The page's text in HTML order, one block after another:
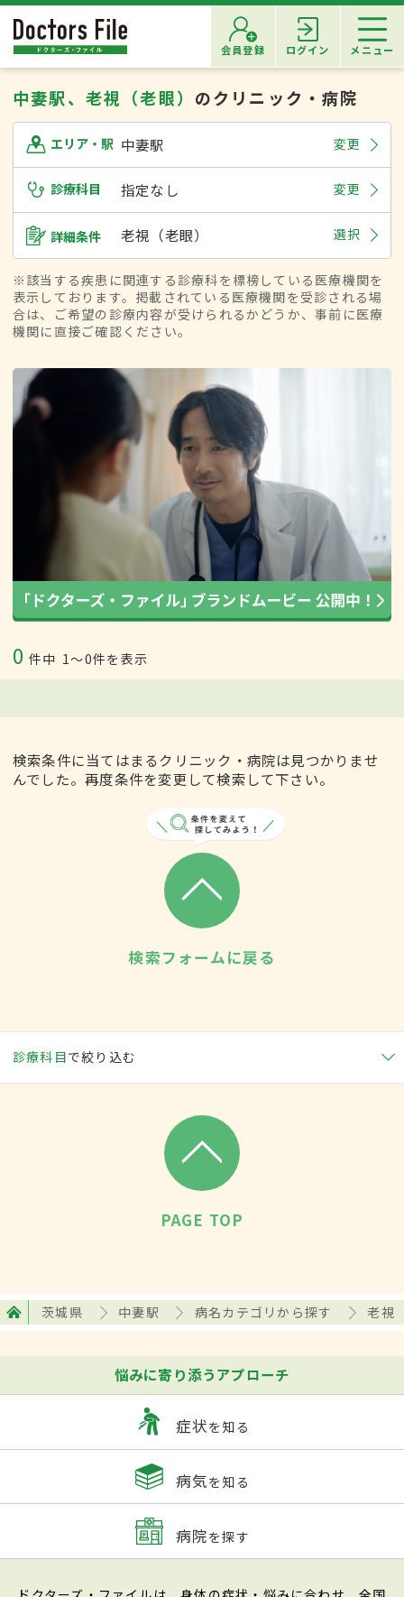
会員登録 ログイン メニュー
中妻駅、老視（老眼） のクリニック・病院
エリア・駅 中妻駅 変更
診療科目 指定なし 変更
詳細条件 老視（老眼） 選択
※該当する疾患に関連する診療科を標榜している医療機関を
表示しております。掲載されている医療機関を受診される場
合は、ご希望の診療内容が受けられるかどうか、事前に医療
機関に直接ご確認ください。
0 件中 1〜0件を表示
検索条件に当てはまるクリニック・病院は見つかりませ
んでした。再度条件を変更して検索して下さい。
検索フォームに戻る
診療科目で絞り込む
PAGE TOP
茨城県 中妻駅 病名カテゴリから探す 老視
悩みに寄り添うアプローチ
症状を知る
病気を知る
病院を探す